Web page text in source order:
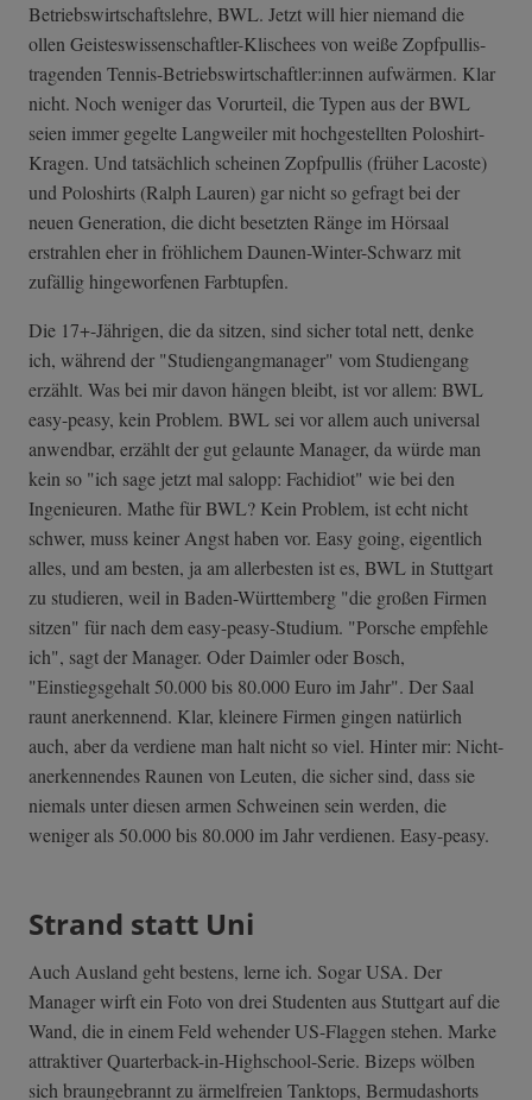
Betriebswirtschaftslehre, BWL. Jetzt will hier niemand die
ollen Geisteswissensc­haftler-Klische­es von weiße Zopfpullis-
tragenden Tennis-Betriebs­wirtschaftler:i­nnen aufwärmen. Klar
nicht. Noch weniger das Vorurteil, die Typen aus der BWL
seien immer gegelte Langweiler mit hochgestellten Poloshirt-
Kragen. Und tatsächlich scheinen Zopfpullis (früher Lacoste)
und Poloshirts (Ralph Lauren) gar nicht so gefragt bei der
neuen Generation, die dicht besetzten Ränge im Hörsaal
erstrahlen eher in fröhlichem Daunen-Winter-Schwarz mit
zufällig hingeworfenen Farbtupfen.
Die 17+-Jährigen, die da sitzen, sind sicher total nett, denke
ich, während der "Studiengangmanager" vom Studiengang
erzählt. Was bei mir davon hängen bleibt, ist vor allem: BWL
easy-peasy, kein Problem. BWL sei vor allem auch universal
anwendbar, erzählt der gut gelaunte Manager, da würde man
kein so "ich sage jetzt mal salopp: Fachidiot" wie bei den
Ingenieuren. Mathe für BWL? Kein Problem, ist echt nicht
schwer, muss keiner Angst haben vor. Easy going, eigentlich
alles, und am besten, ja am allerbesten ist es, BWL in Stuttgart
zu studieren, weil in Baden-Württemberg "die großen Firmen
sitzen" für nach dem easy-peasy-Studium. "Porsche empfehle
ich", sagt der Manager. Oder Daimler oder Bosch,
"Einstiegsgehalt 50.000 bis 80.000 Euro im Jahr". Der Saal
raunt anerkennend. Klar, kleinere Firmen gingen natürlich
auch, aber da verdiene man halt nicht so viel. Hinter mir: Nicht-
anerkennendes Raunen von Leuten, die sicher sind, dass sie
niemals unter diesen armen Schweinen sein werden, die
weniger als 50.000 bis 80.000 im Jahr verdienen. Easy-peasy.
Strand statt Uni
Auch Ausland geht bestens, lerne ich. Sogar USA. Der
Manager wirft ein Foto von drei Studenten aus Stuttgart auf die
Wand, die in einem Feld wehender US-Flaggen stehen. Marke
attraktiver Quarterback-in-­Highschool-Seri­e. Bizeps wölben
sich braungebrannt zu ärmelfreien Tanktops, Bermudashorts